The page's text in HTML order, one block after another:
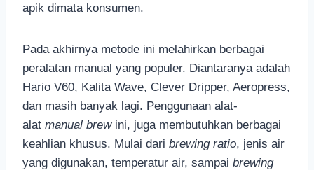
apik dimata konsumen.
Pada akhirnya metode ini melahirkan berbagai
peralatan manual yang populer. Diantaranya adalah
Hario V60, Kalita Wave, Clever Dripper, Aeropress,
dan masih banyak lagi. Penggunaan alat-
alat manual brewini, juga membutuhkan berbagai
keahlian khusus. Mulai dari brewing ratio, jenis air
yang digunakan, temperatur air, sampai brewing